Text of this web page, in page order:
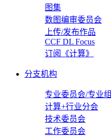
图集
数图编审委员会
上传/发布作品
CCF DL Focus
订阅《计算》
分支机构
专业委员会/专业组
计算+行业分会
技术委员会
工作委员会